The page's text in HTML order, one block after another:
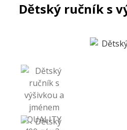
Dětský ručník s